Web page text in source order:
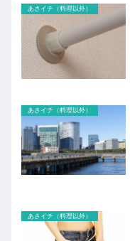
あさイチ（料理以外）
あさイチ（料理以外）
あさイチ（料理以外）